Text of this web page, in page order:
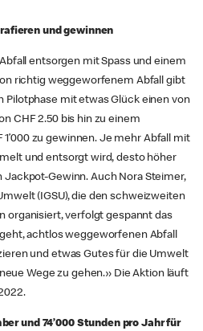
und gewinnen
entsorgen mit Spass und einem
richtig weggeworfenem Abfall gibt
Pilotphase mit etwas Glück einen von
CHF 2.50 bis hin zu einem
zu gewinnen. Je mehr Abfall mit
und entsorgt wird, desto höher
Gewinn. Auch Nora Steimer,
(IGSU), die den schweizweiten
organisiert, verfolgt gespannt das
achtlos weggeworfenen Abfall
und etwas Gutes für die Umwelt
Wege zu gehen.» Die Aktion läuft
und 74’000 Stunden pro Jahr für